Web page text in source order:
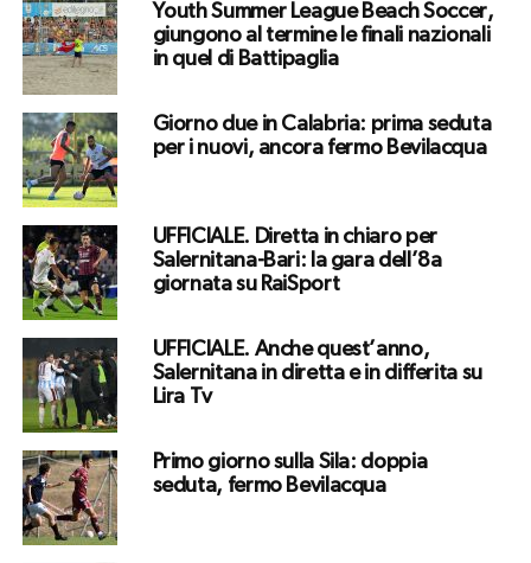
Youth Summer League Beach Soccer,
giungono al termine le finali nazionali
in quel di Battipaglia
Giorno due in Calabria: prima seduta
per i nuovi, ancora fermo Bevilacqua
UFFICIALE. Diretta in chiaro per
Salernitana-Bari: la gara dell’8a
giornata su RaiSport
UFFICIALE. Anche quest’anno,
Salernitana in diretta e in differita su
Lira Tv
Primo giorno sulla Sila: doppia
seduta, fermo Bevilacqua